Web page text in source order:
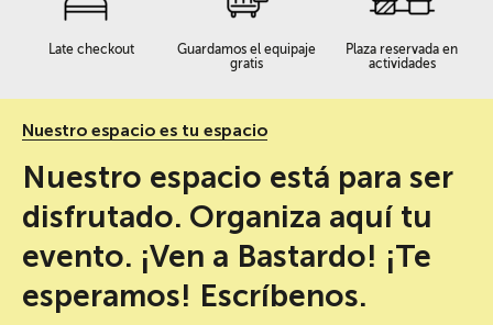
Late checkout
Guardamos el equipaje
gratis
Plaza reservada en
actividades
Nuestro espacio es tu espacio
Nuestro espacio está para ser
disfrutado. Organiza aquí tu
evento. ¡Ven a Bastardo! ¡Te
esperamos! Escríbenos.